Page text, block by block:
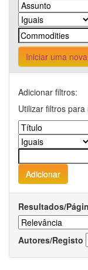
Iniciar uma
Adicionar filtros:
Utilizar filtros
Resultados/
Autores/Registo